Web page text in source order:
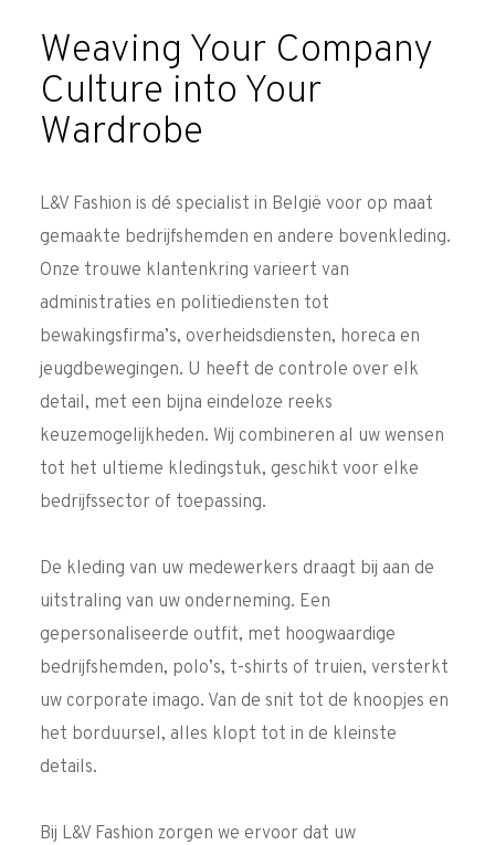
Weaving Your Company
Culture into Your
Wardrobe
L&V Fashion is dé specialist in België voor op maat
gemaakte bedrijfshemden en andere bovenkleding.
Onze trouwe klantenkring varieert van
administraties en politiediensten tot
bewakingsfirma’s, overheidsdiensten, horeca en
jeugdbewegingen. U heeft de controle over elk
detail, met een bijna eindeloze reeks
keuzemogelijkheden. Wij combineren al uw wensen
tot het ultieme kledingstuk, geschikt voor elke
bedrijfssector of toepassing.
De kleding van uw medewerkers draagt bij aan de
uitstraling van uw onderneming. Een
gepersonaliseerde outfit, met hoogwaardige
bedrijfshemden, polo’s, t-shirts of truien, versterkt
uw corporate imago. Van de snit tot de knoopjes en
het borduursel, alles klopt tot in de kleinste
details.
Bij L&V Fashion zorgen we ervoor dat uw